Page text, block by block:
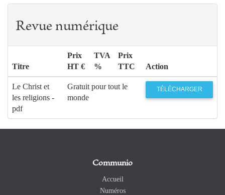
Revue numérique
Titre
Prix
HT €
TVA
%
Prix
TTC
Action
Le Christ et
les religions -
pdf
Gratuit pour tout le
monde
TÉLÉCHARGER
Communio
Accueil
Numéros